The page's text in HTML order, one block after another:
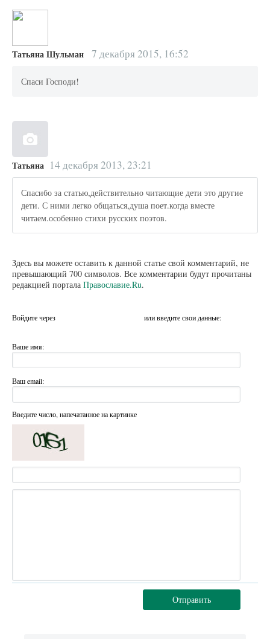
Татьяна Шульман 7 декабря 2015, 16:52
Спаси Господи!
Татьяна 14 декабря 2013, 23:21
Спасибо за статью,действительно читающие дети это другие
дети. С ними легко общаться,душа поет.когда вместе
читаем.особенно стихи русских поэтов.
Здесь вы можете оставить к данной статье свой комментарий, не
превышающий 700 символов. Все комментарии будут прочитаны
редакцией портала Православие.Ru.
Войдите через или введите свои данные:
Ваше имя:
Ваш email:
Введите число, напечатанное на картинке
Отправить